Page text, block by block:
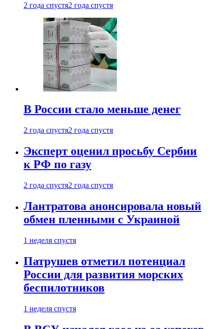
2 года спустя2 года спустя
В России стало меньше денег
2 года спустя2 года спустя
Эксперт оценил просьбу Сербии
к РФ по газу
2 года спустя2 года спустя
Лантратова анонсировала новый
обмен пленными с Украиной
1 неделя спустя
Патрушев отметил потенциал
России для развития морских
беспилотников
1 неделя спустя